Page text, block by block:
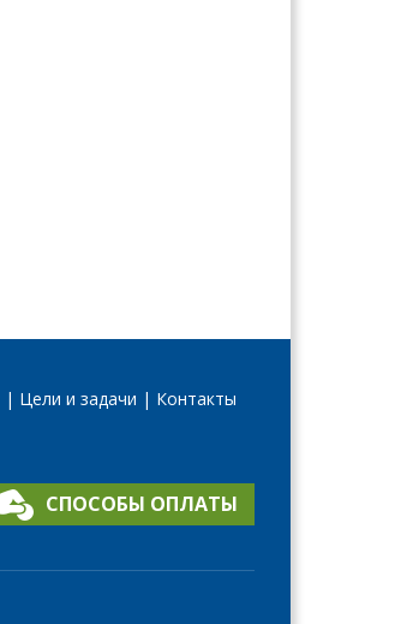
Цели и задачи Контакты
СПОСОБЫ ОПЛАТЫ